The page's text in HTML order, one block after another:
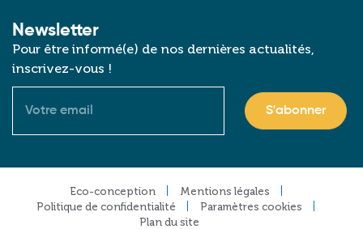
Newsletter
Pour être informé(e) de nos dernières actualités,
inscrivez-vous !
Eco-conception
Mentions légales
Politique de confidentialité
Paramètres cookies
Plan du site